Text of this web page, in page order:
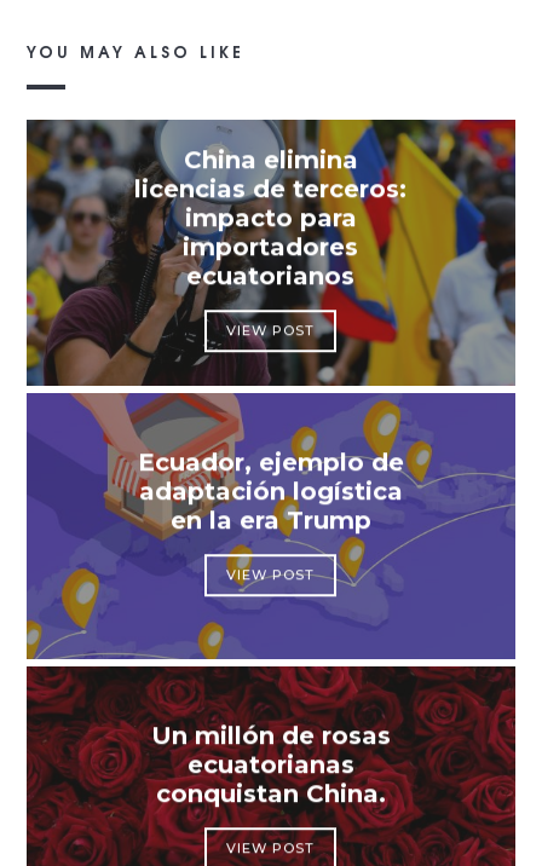
YOU MAY ALSO LIKE
China elimina
licencias de terceros:
impacto para
importadores
ecuatorianos
VIEW POST
Ecuador, ejemplo de
adaptación logística
en la era Trump
VIEW POST
Un millón de rosas
ecuatorianas
conquistan China.
VIEW POST